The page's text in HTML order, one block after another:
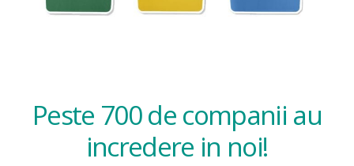
Peste 700 de companii au
incredere in noi!